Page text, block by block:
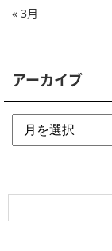
« 3月
アーカイブ